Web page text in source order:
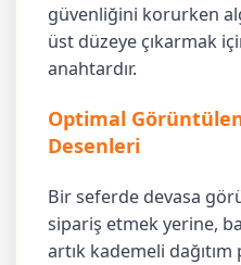
güvenliğini korurken
üst düzeye çıkarmak
anahtardır.
Optimal
Desenleri
Bir seferde devasa
sipariş etmek yerine,
artık kademeli